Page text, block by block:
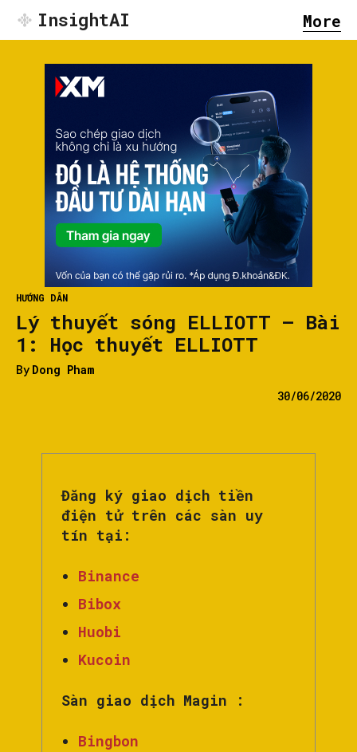
InsightAI More
HƯỚNG DẪN
Lý thuyết sóng ELLIOTT – Bài
1: Học thuyết ELLIOTT
By Dong Pham
30/06/2020
Đăng ký giao dịch tiền
điện tử trên các sàn uy
tín tại:
Binance
Bibox
Huobi
Kucoin
Sàn giao dịch Magin :
Bingbon